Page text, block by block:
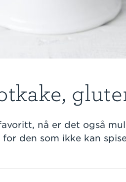
nå er det også
den som ikke kan